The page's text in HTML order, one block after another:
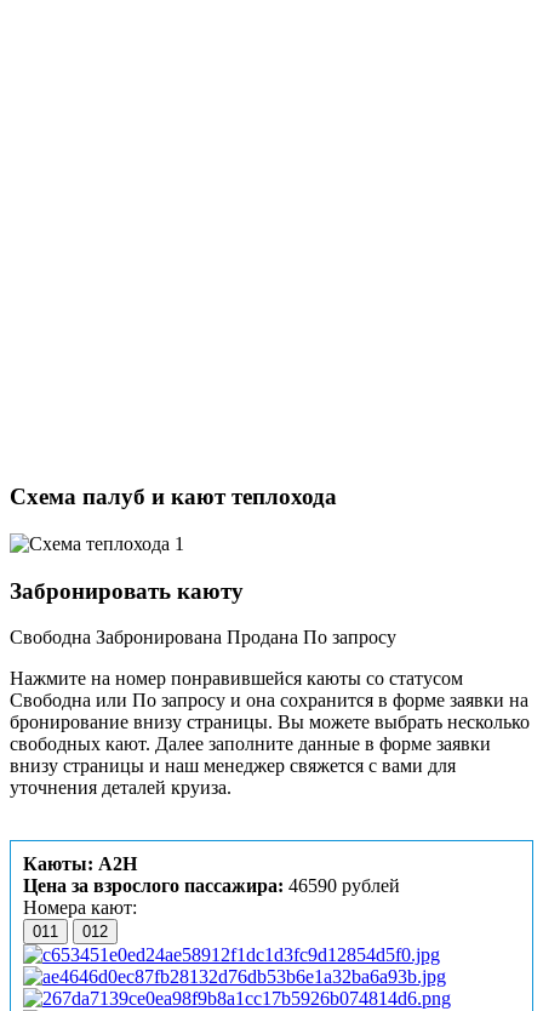
Схема палуб и кают теплохода
Забронировать каюту
Свободна Забронирована Продана По запросу
Нажмите на номер понравившейся каюты со статусом
Свободна или По запросу и она сохранится в форме заявки на
бронирование внизу страницы. Вы можете выбрать несколько
свободных кают. Далее заполните данные в форме заявки
внизу страницы и наш менеджер свяжется с вами для
уточнения деталей круиза.
Каюты: А2Н
Цена за взрослого пассажира: 46590 рублей
Номера кают:
011 012